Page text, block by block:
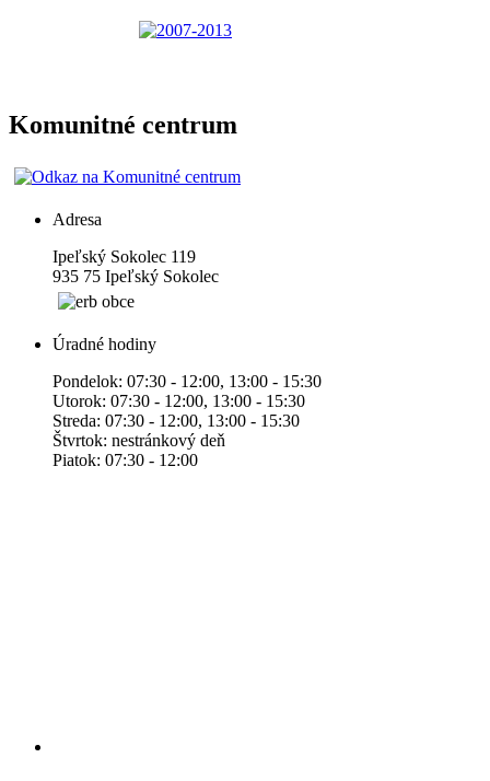
Komunitné centrum
Adresa
Ipeľský Sokolec 119
935 75 Ipeľský Sokolec
Úradné hodiny
Pondelok: 07:30 - 12:00, 13:00 - 15:30
Utorok: 07:30 - 12:00, 13:00 - 15:30
Streda: 07:30 - 12:00, 13:00 - 15:30
Štvrtok: nestránkový deň
Piatok: 07:30 - 12:00